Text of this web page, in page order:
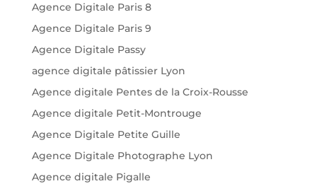
Agence Digitale Paris 8
Agence Digitale Paris 9
Agence Digitale Passy
agence digitale pâtissier Lyon
Agence digitale Pentes de la Croix-Rousse
Agence digitale Petit-Montrouge
Agence Digitale Petite Guille
Agence Digitale Photographe Lyon
Agence digitale Pigalle